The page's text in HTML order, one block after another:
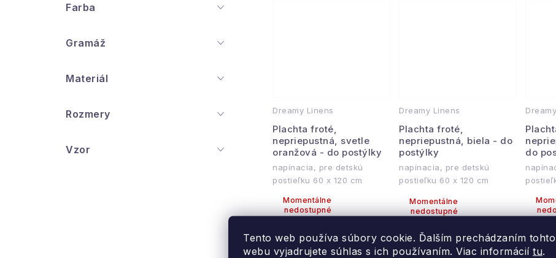
Tento web používa súbory cookie. Ďalším prechádzaním tohto
webu vyjadrujete súhlas s ich používaním. Viac informácií tu.
Farba
Gramáž
Materiál
Rozmery
Vzor
Dreamy Linens
Plachta froté,
nepriepustná, svetle
oranžová - do postýlky
napínacia, pre detskú
postieľku 60 x 120 cm
Momentálne
nedostupné
Dreamy Linens
Plachta froté,
nepriepustná, biela - do
postýlky
napínacia, pre detskú
postieľku 60 x 120 cm
Momentálne
nedostupné
€
do